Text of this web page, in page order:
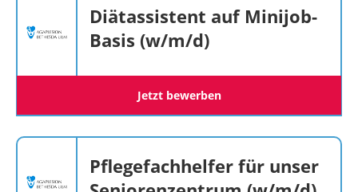
Diätassistent auf Minijob-
Basis (w/m/d)
Jetzt bewerben
Pflegefachhelfer für unser